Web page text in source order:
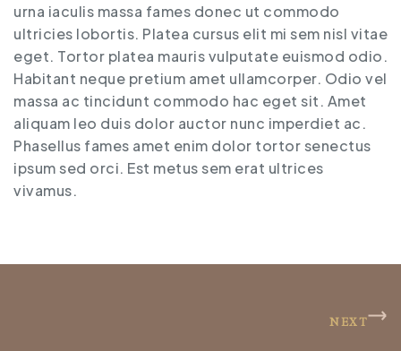
urna iaculis massa fames donec ut commodo
ultricies lobortis. Platea cursus elit mi sem nisl vitae
eget. Tortor platea mauris vulputate euismod odio.
Habitant neque pretium amet ullamcorper. Odio vel
massa ac tincidunt commodo hac eget sit. Amet
aliquam leo duis dolor auctor nunc imperdiet ac.
Phasellus fames amet enim dolor tortor senectus
ipsum sed orci. Est metus sem erat ultrices
vivamus.
NEXT